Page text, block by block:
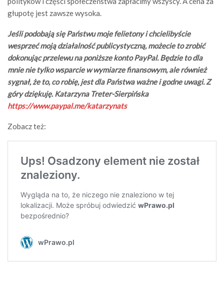
głupotę jest zawsze wysoka.
Jeśli podobają się Państwu moje felietony i chcielibyście
wesprzeć moją działalność publicystyczną, możecie to zrobić
dokonując przelewu na poniższe konto PayPal. Będzie to dla
mnie nie tylko wsparcie w wymiarze finansowym, ale również
sygnał, że to, co robię, jest dla Państwa ważne i godne uwagi. Z
góry dziękuję. Katarzyna Treter-Sierpińska
https://www.paypal.me/katarzynats
Zobacz też: